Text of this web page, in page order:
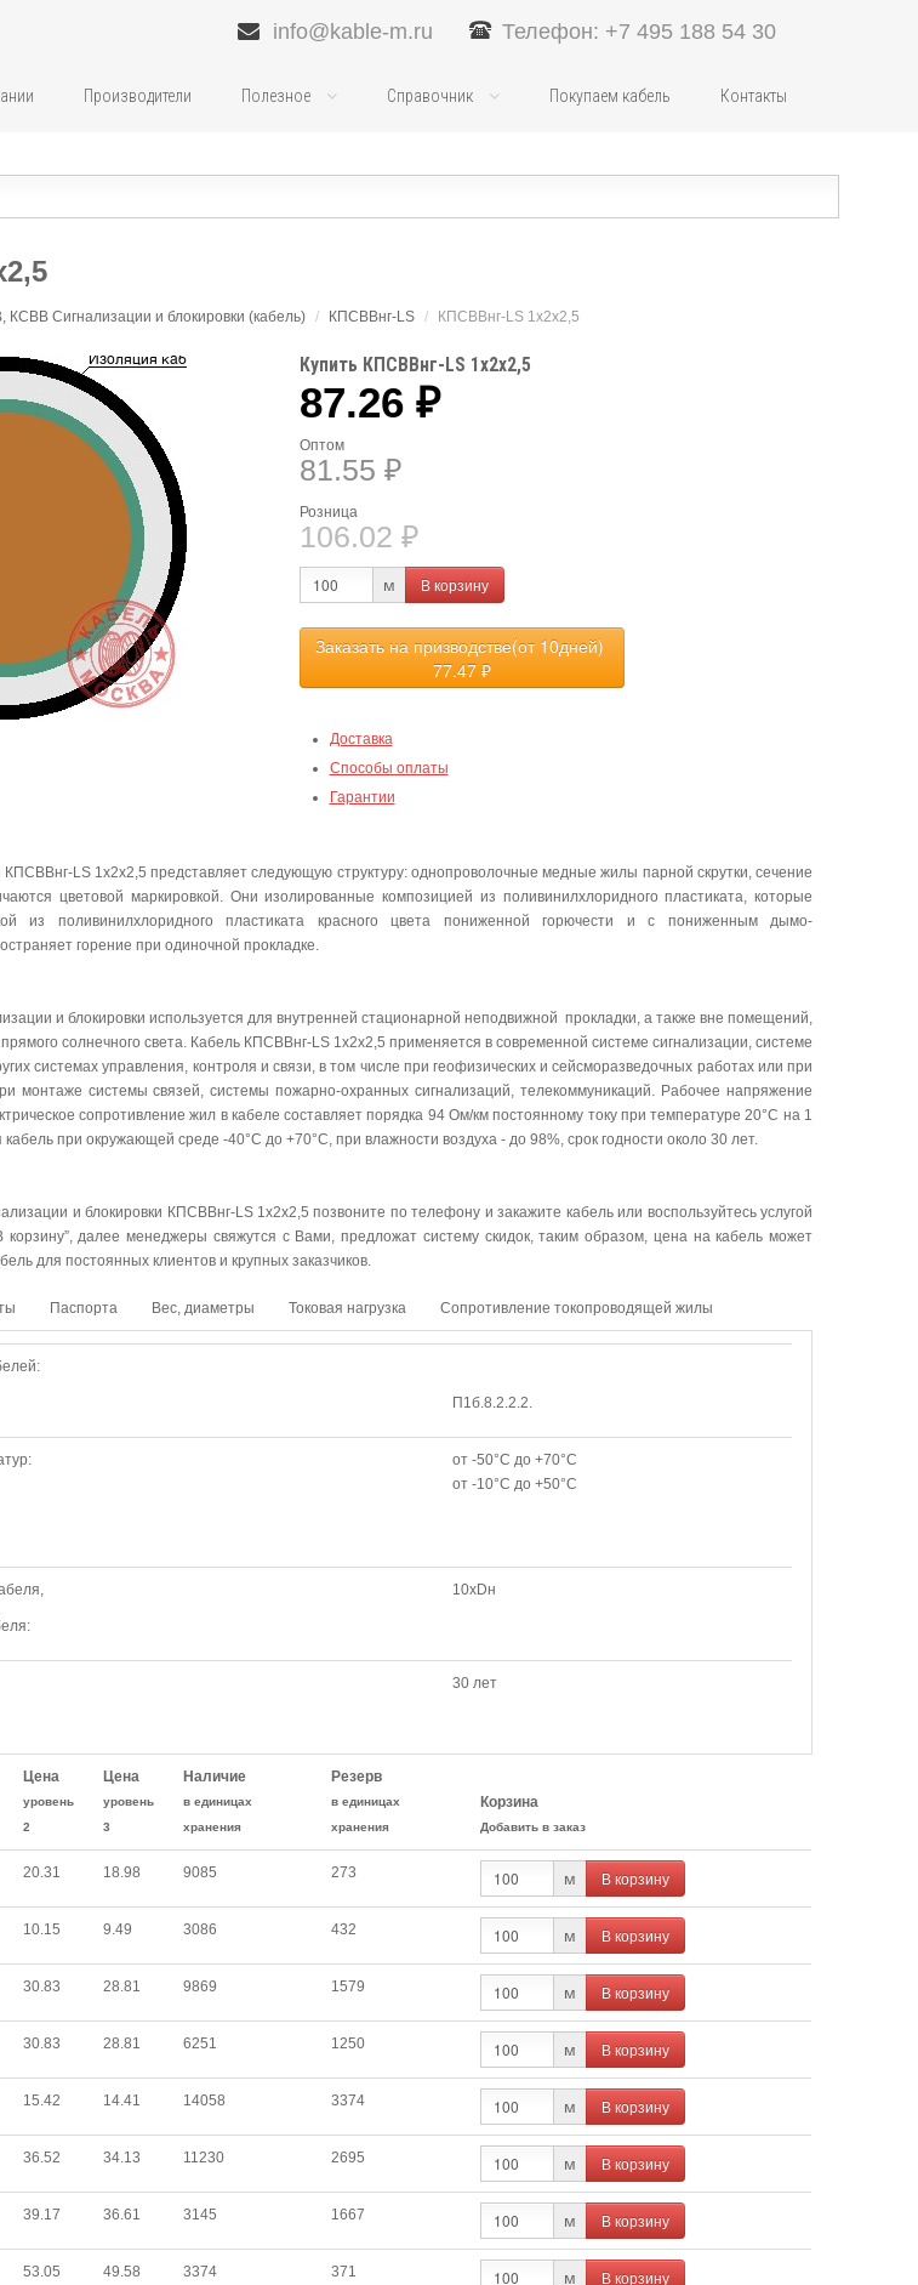
info@kable-m.ru Телефон: +7 495 188 54 30
Производители Полезное Справочник Покупаем кабель Контакты
Сигнализации и блокировки (кабель) / КПСВВнг-LS / КПСВВнг-LS 1х2х2,5
Купить КПСВВнг-LS 1х2х2,5
87.26 ₽
Оптом
81.55 ₽
Розница
106.02 ₽
м В корзину
Заказать на призводстве(от 10дней)
77.47 ₽
Доставка
Способы оплаты
Гарантии
КПСВВнг-LS 1х2х2,5 представляет следующую структуру: однопроволочные медные жилы парной скрутки, сечение
цветовой маркировкой. Они изолированные композицией из поливинилхлоридного пластиката, которые
из поливинилхлоридного пластиката красного цвета пониженной горючести и с пониженным дымо-
горение при одиночной прокладке.
и блокировки используется для внутренней стационарной неподвижной прокладки, а также вне помещений,
солнечного света. Кабель КПСВВнг-LS 1х2х2,5 применяется в современной системе сигнализации, системе
системах управления, контроля и связи, в том числе при геофизических и сейсморазведочных работах или при
монтаже системы связей, системы пожарно-охранных сигнализаций, телекоммуникаций. Рабочее напряжение
сопротивление жил в кабеле составляет порядка 94 Ом/км постоянному току при температуре 20°C на 1
при окружающей среде -40°C до +70°C, при влажности воздуха - до 98%, срок годности около 30 лет.
и блокировки КПСВВнг-LS 1х2х2,5 позвоните по телефону и закажите кабель или воспользуйтесь услугой
корзину”, далее менеджеры свяжутся с Вами, предложат систему скидок, таким образом, цена на кабель может
для постоянных клиентов и крупных заказчиков.
Паспорта Вес, диаметры Токовая нагрузка Сопротивление токопроводящей жилы
П1б.8.2.2.2.
от -50°С до +70°С
от -10°С до +50°С
10хDн
30 лет
Цена
уровень
2
Цена
уровень
3
Наличие
в единицах
хранения
Резерв
в единицах
хранения
Корзина
Добавить в заказ
20.31 18.98 9085 273 м В корзину
10.15 9.49 3086 432 м В корзину
30.83 28.81 9869 1579 м В корзину
30.83 28.81 6251 1250 м В корзину
15.42 14.41 14058 3374 м В корзину
36.52 34.13 11230 2695 м В корзину
39.17 36.61 3145 1667 м В корзину
53.05 49.58 3374 371 м В корзину